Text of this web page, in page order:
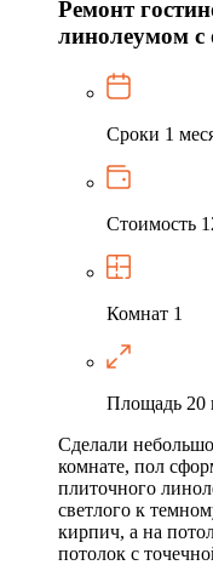
Ремонт
линолеумом с
Сроки 1
Стоимость
Комнат 1
Площадь 20
Сделали
комнате, пол
плиточного
светлого к
кирпич, а на
потолок с